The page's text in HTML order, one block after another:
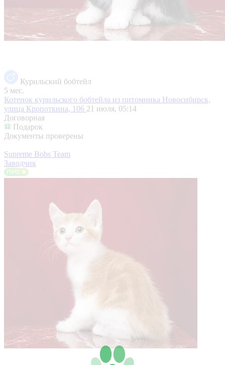
Курильский бобтейл
5 мес.
Котенок курильского бобтейла из питомника Новосибирск,
улица Кропоткина, 106 21 июля, 05:14
Договорная
Подарок
Документы проверены
Supreme Bobs Team
Заводчик